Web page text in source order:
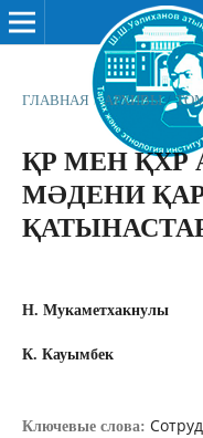
ГЛАВНАЯ / АРХИВЫ /
ҚР МЕН ҚХР
МƏДЕНИ
Н. Мукаметхакнулы
К. Кауымбек
Ключевые слова: